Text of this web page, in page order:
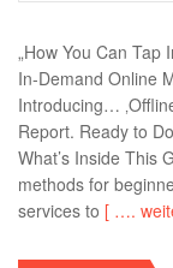
„How You Can Tap
In-Demand Online
Introducing…
Report. Ready to
What’s Inside This
methods for
services to [ ….